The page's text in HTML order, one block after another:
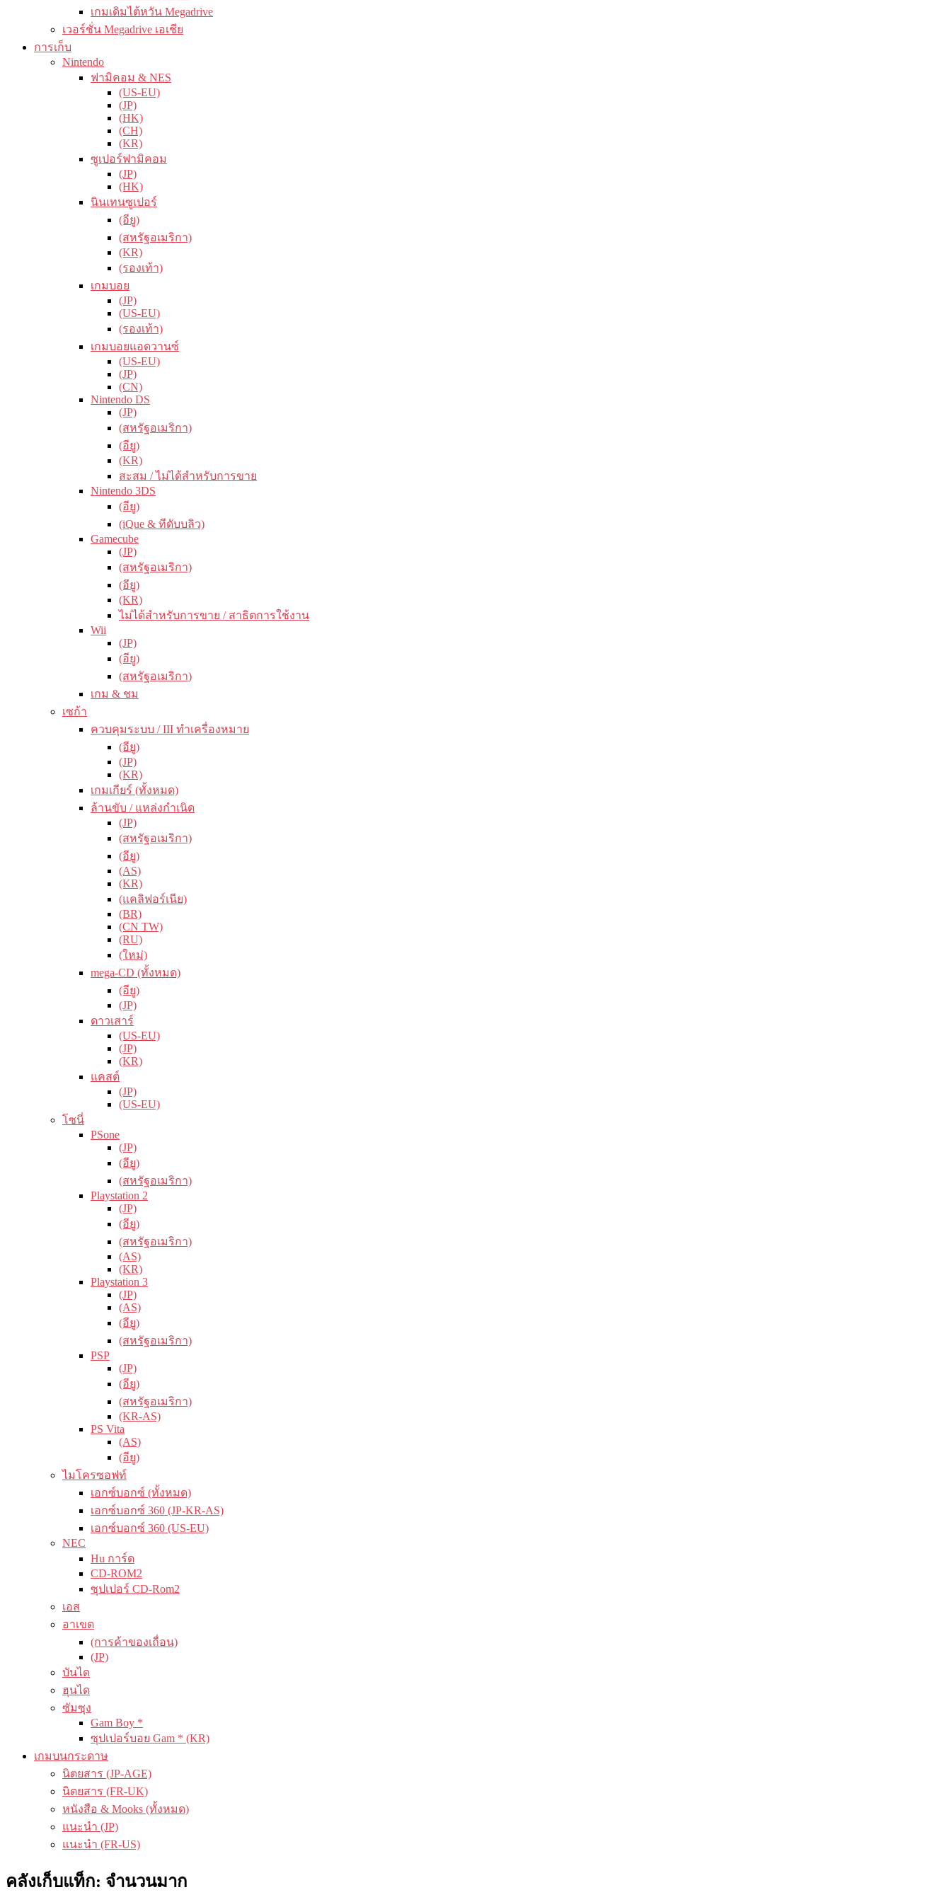
เกมเดิมไต้หวัน Megadrive
เวอร์ชั่น Megadrive เอเชีย
การเก็บ
Nintendo
ฟามิคอม & NES
(US-EU)
(JP)
(HK)
(CH)
(KR)
ซูเปอร์ฟามิคอม
(JP)
(HK)
นินเทนซูเปอร์
(อียู)
(สหรัฐอเมริกา)
(KR)
(รองเท้า)
เกมบอย
(JP)
(US-EU)
(รองเท้า)
เกมบอยแอดวานซ์
(US-EU)
(JP)
(CN)
Nintendo DS
(JP)
(สหรัฐอเมริกา)
(อียู)
(KR)
สะสม / ไม่ได้สำหรับการขาย
Nintendo 3DS
(อียู)
(iQue & ทีดับบลิว)
Gamecube
(JP)
(สหรัฐอเมริกา)
(อียู)
(KR)
ไม่ได้สำหรับการขาย / สาธิตการใช้งาน
Wii
(JP)
(อียู)
(สหรัฐอเมริกา)
เกม & ชม
เซก้า
ควบคุมระบบ / III ทำเครื่องหมาย
(อียู)
(JP)
(KR)
เกมเกียร์ (ทั้งหมด)
ล้านขับ / แหล่งกำเนิด
(JP)
(สหรัฐอเมริกา)
(อียู)
(AS)
(KR)
(แคลิฟอร์เนีย)
(BR)
(CN TW)
(RU)
(ใหม่)
mega-CD (ทั้งหมด)
(อียู)
(JP)
ดาวเสาร์
(US-EU)
(JP)
(KR)
แคสต์
(JP)
(US-EU)
โซนี่
PSone
(JP)
(อียู)
(สหรัฐอเมริกา)
Playstation 2
(JP)
(อียู)
(สหรัฐอเมริกา)
(AS)
(KR)
Playstation 3
(JP)
(AS)
(อียู)
(สหรัฐอเมริกา)
PSP
(JP)
(อียู)
(สหรัฐอเมริกา)
(KR-AS)
PS Vita
(AS)
(อียู)
ไมโครซอฟท์
เอกซ์บอกซ์ (ทั้งหมด)
เอกซ์บอกซ์ 360 (JP-KR-AS)
เอกซ์บอกซ์ 360 (US-EU)
NEC
Hu การ์ด
CD-ROM2
ซุปเปอร์ CD-Rom2
เอส
อาเขต
(การค้าของเถื่อน)
(JP)
บันได
ฮุนได
ซัมซุง
Gam Boy *
ซุปเปอร์บอย Gam * (KR)
เกมบนกระดาษ
นิตยสาร (JP-AGE)
นิตยสาร (FR-UK)
หนังสือ & Mooks (ทั้งหมด)
แนะนำ (JP)
แนะนำ (FR-US)
คลังเก็บแท็ก: จำนวนมาก